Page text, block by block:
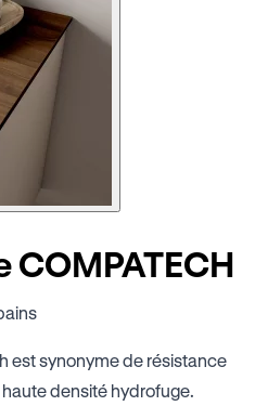
COMPATECH
est synonyme de résistance
densité hydrofuge.